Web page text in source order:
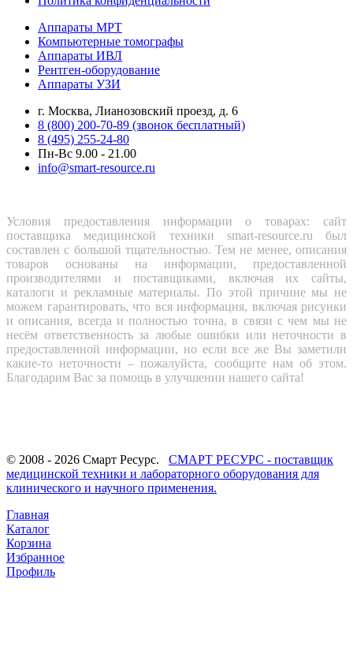
Аппараты МРТ
Компьютерные томографы
Аппараты ИВЛ
Рентген-оборудование
Аппараты УЗИ
г. Москва, Лианозовский проезд, д. 6
8 (800) 200-70-89 (звонок бесплатный)
8 (495) 255-24-80
Пн-Вс 9.00 - 21.00
info@smart-resource.ru
Условия предоставления информации о товарах: сайт
поставщика медицинской техники smart-resource.ru был
составлен с большой тщательностью. Тем не менее, описания
товаров основаны на информации, предоставленной
производителями и поставщиками, включая их сайты,
каталоги и рекламные материалы. По этой причине мы не
можем гарантировать, что вся информация, включая рисунки
и описания, всегда и полностью точна, в связи с чем мы не
несём ответственность за любые ошибки или неточности в
предоставленной информации, но если все же Вы заметили
какие-то неточности – пожалуйста, сообщите нам об этом.
Благодарим Вас за помощь в улучшении нашего сайта!
© 2008 - 2026 Смарт Ресурс. СМАРТ РЕСУРС - поставщик
медицинской техники и лабораторного оборудования для
клинического и научного применения.
Главная
Каталог
Корзина
Избранное
Профиль